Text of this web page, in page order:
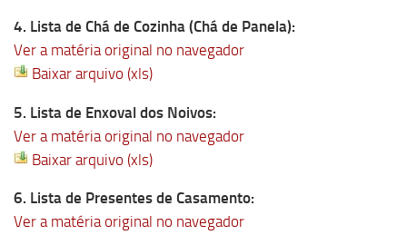
4. Lista de Chá de Cozinha (Chá de Panela):
Ver a matéria original no navegador
Baixar arquivo (xls)
5. Lista de Enxoval dos Noivos:
Ver a matéria original no navegador
Baixar arquivo (xls)
6. Lista de Presentes de Casamento:
Ver a matéria original no navegador